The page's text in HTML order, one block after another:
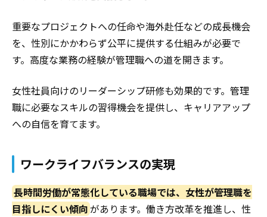
重要なプロジェクトへの任命や海外赴任などの成長機会
を、性別にかかわらず公平に提供する仕組みが必要で
す。 高度な業務の経験が管理職への道を開きます。
女性社員向けのリーダーシップ研修も効果的です。管理
職に必要なスキルの習得機会を提供し、キャリアアップ
への自信を育てます。
ワークライフバランスの実現
長時間労働が常態化している職場では、女性が管理職を
目指しにくい傾向があります。働き方改革を推進し、性